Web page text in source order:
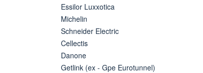
Essilor Luxxotica
Michelin
Schneider Electric
Cellectis
Danone
Getlink (ex - Gpe Eurotunnel)